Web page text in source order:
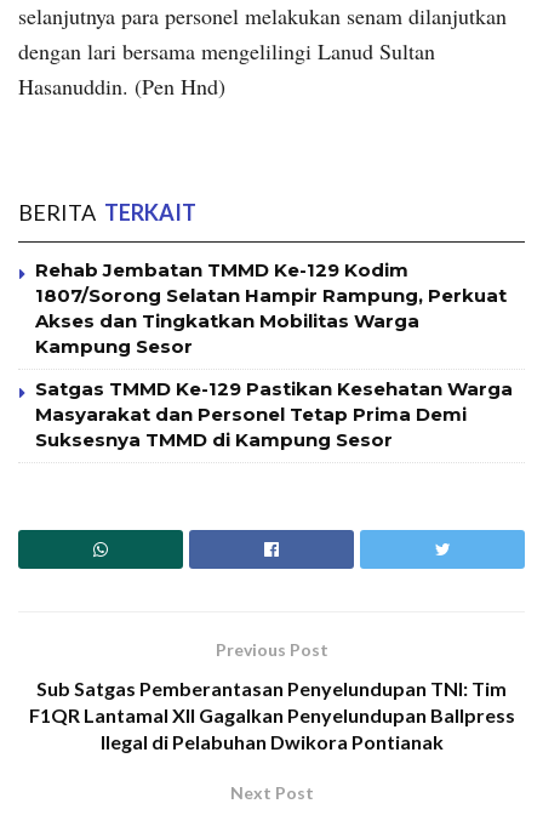
selanjutnya para personel melakukan senam dilanjutkan
dengan lari bersama mengelilingi Lanud Sultan
Hasanuddin. (Pen Hnd)
BERITA TERKAIT
Rehab Jembatan TMMD Ke-129 Kodim
1807/Sorong Selatan Hampir Rampung, Perkuat
Akses dan Tingkatkan Mobilitas Warga
Kampung Sesor
Satgas TMMD Ke-129 Pastikan Kesehatan Warga
Masyarakat dan Personel Tetap Prima Demi
Suksesnya TMMD di Kampung Sesor
Previous Post
Sub Satgas Pemberantasan Penyelundupan TNI: Tim
F1QR Lantamal XII Gagalkan Penyelundupan Ballpress
Ilegal di Pelabuhan Dwikora Pontianak
Next Post